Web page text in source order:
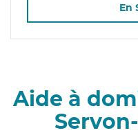
En
Aide à